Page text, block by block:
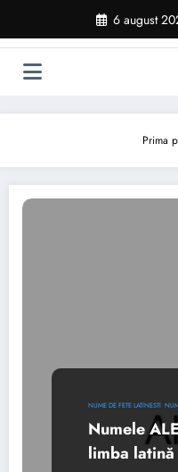
conținut
6 august
Prima
NUME DE FETE LATINESTI
Numele
limba latină